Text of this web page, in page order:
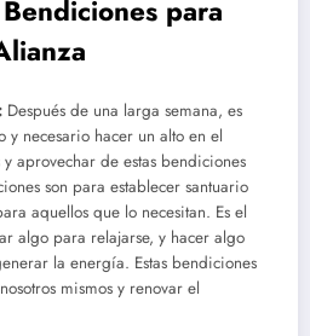
para
Después de una larga semana, es
y necesario hacer un alto en el
aprovechar de estas bendiciones
son para establecer santuario
aquellos que lo necesitan. Es el
algo para relajarse, y hacer algo
la energía. Estas bendiciones
mismos y renovar el